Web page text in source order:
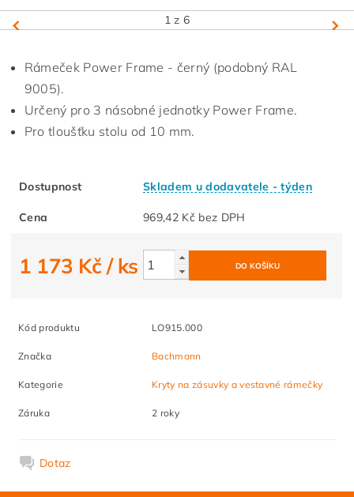
1 z 6
Rámeček Power Frame - černý (podobný RAL
9005).
Určený pro 3 násobné jednotky Power Frame.
Pro tloušťku stolu od 10 mm.
Dostupnost Skladem u dodavatele - týden
Cena 969,42 Kč bez DPH
1 173 Kč/ ks
Kód produktu LO915.000
Značka Bachmann
Kategorie Kryty na zásuvky a vestavné rámečky
Záruka 2 roky
Dotaz